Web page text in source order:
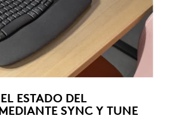
ESTADO DEL
SYNC Y TUNE